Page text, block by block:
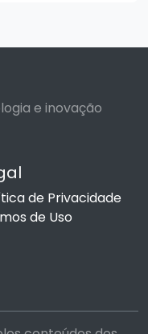
e inovação
de Privacidade
de Uso